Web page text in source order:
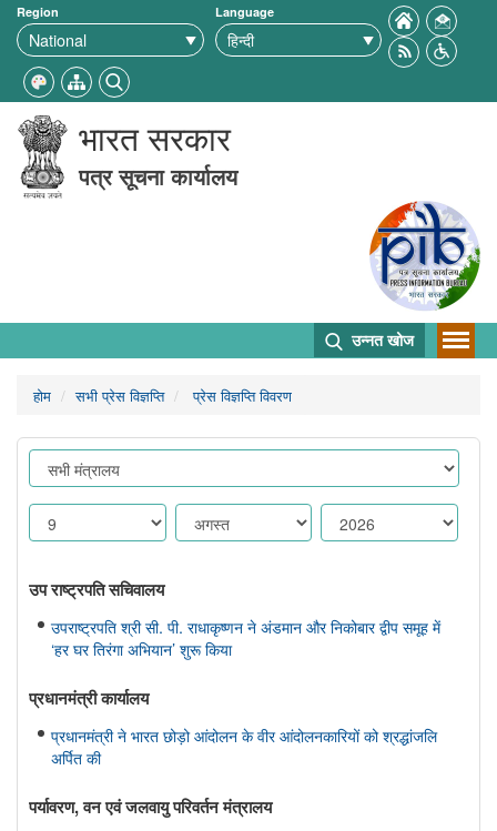
Region Language
भारत सरकार
पत्र सूचना कार्यालय
उन्नत खोज
होम सभी प्रेस विज्ञप्ति प्रेस विज्ञप्ति विवरण
उप राष्ट्रपति सचिवालय
उपराष्ट्रपति श्री सी. पी. राधाकृष्णन ने अंडमान और निकोबार द्वीप समूह में
‘हर घर तिरंगा अभियान’ शुरू किया
प्रधानमंत्री कार्यालय
प्रधानमंत्री ने भारत छोड़ो आंदोलन के वीर आंदोलनकारियों को श्रद्धांजलि
अर्पित की
पर्यावरण, वन एवं जलवायु परिवर्तन मंत्रालय